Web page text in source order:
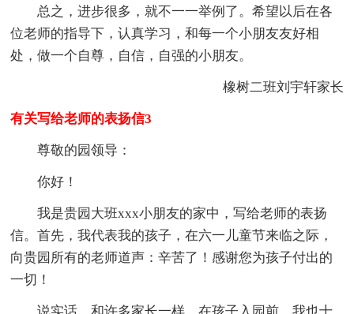
总之，进步很多，就不一一举例了。希望以后在各
位老师的指导下，认真学习，和每一个小朋友友好相
处，做一个自尊，自信，自强的小朋友。
橡树二班刘宇轩家长
有关写给老师的表扬信3
尊敬的园领导：
你好！
我是贵园大班xxx小朋友的家中，写给老师的表扬
信。首先，我代表我的孩子，在六一儿童节来临之际，
向贵园所有的老师道声：辛苦了！感谢您为孩子付出的
一切！
说实话，和许多家长一样，在孩子入园前，我也十